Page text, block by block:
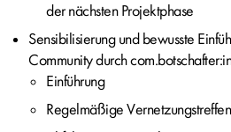
der nächsten Projektphase
Sensibilisierung und bewusste
Communitydurch
Einführung
Regelmäßige Vernetzungstreffen